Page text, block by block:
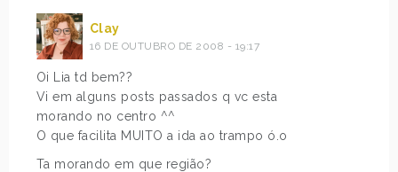
Clay
16 DE OUTUBRO DE 2008 - 19:17
Oi Lia td bem??
Vi em alguns posts passados q vc esta
morando no centro ^^
O que facilita MUITO a ida ao trampo ó.o
Ta morando em que região?